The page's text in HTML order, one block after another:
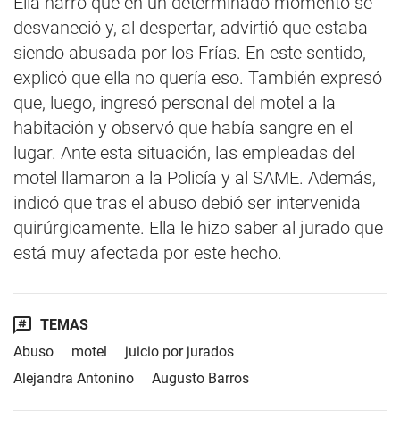
desvaneció y, al despertar, advirtió que estaba
siendo abusada por los Frías. En este sentido,
explicó que ella no quería eso. También expresó
que, luego, ingresó personal del motel a la
habitación y observó que había sangre en el
lugar. Ante esta situación, las empleadas del
motel llamaron a la Policía y al SAME. Además,
indicó que tras el abuso debió ser intervenida
quirúrgicamente. Ella le hizo saber al jurado que
está muy afectada por este hecho.
TEMAS
Abuso
motel
juicio por jurados
Alejandra Antonino
Augusto Barros